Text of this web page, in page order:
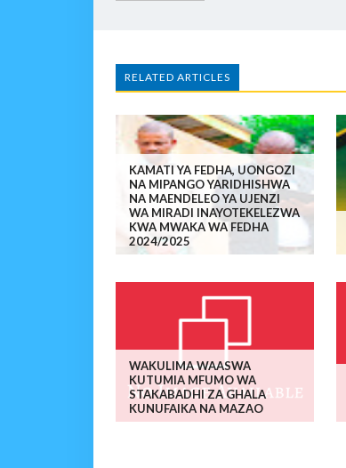
RELATED ARTICLES
KAMATI YA FEDHA, UONGOZI
NA MIPANGO YARIDHISHWA
NA MAENDELEO YA UJENZI
WA MIRADI INAYOTEKELEZWA
KWA MWAKA WA FEDHA
2024/2025
WAKULIMA WAASWA
KUTUMIA MFUMO WA
STAKABADHI ZA GHALA
KUNUFAIKA NA MAZAO